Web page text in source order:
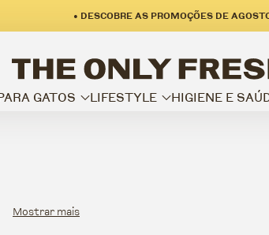
• DESCOBRE AS PROMOÇÕES DE
GATOS LIFESTYLE HIGIENE E
Mostrar mais